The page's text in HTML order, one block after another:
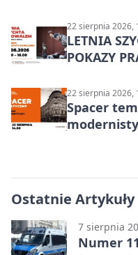
22 sierpnia 2026,
LETNIA
POKAZY
22 sierpnia 2026,
Spacer
Ostatnie Artykuły
7 sierpnia
Numer